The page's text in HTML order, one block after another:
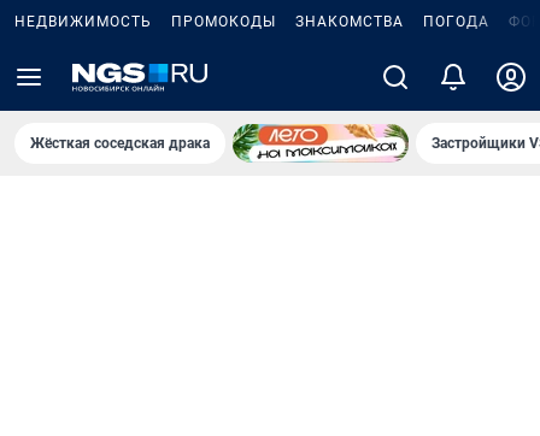
НЕДВИЖИМОСТЬ ПРОМОКОДЫ ЗНАКОМСТВА ПОГОДА
Жёсткая соседская драка Застройщики